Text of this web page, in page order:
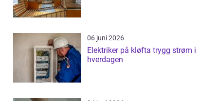
06 juni 2026
Elektriker på kløfta trygg strøm i
hverdagen